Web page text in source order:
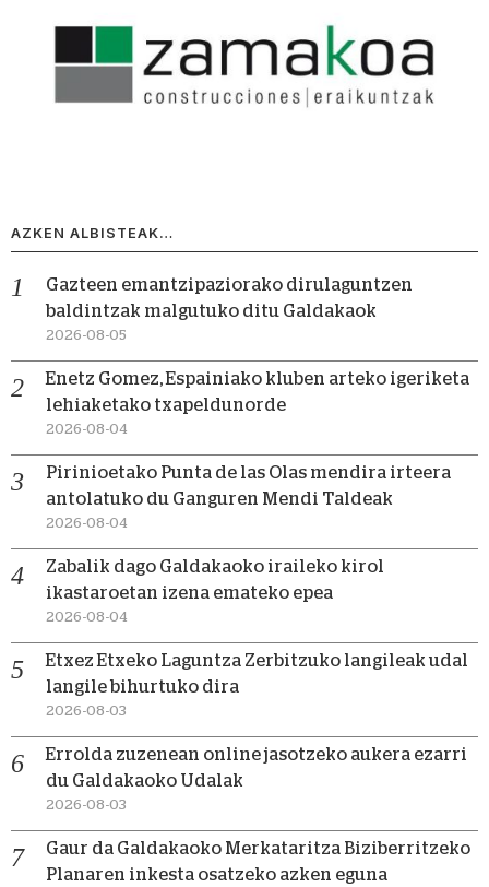
AZKEN ALBISTEAK…
Gazteen emantzipaziorako dirulaguntzen
baldintzak malgutuko ditu Galdakaok
2026-08-05
Enetz Gomez, Espainiako kluben arteko igeriketa
lehiaketako txapeldunorde
2026-08-04
Pirinioetako Punta de las Olas mendira irteera
antolatuko du Ganguren Mendi Taldeak
2026-08-04
Zabalik dago Galdakaoko iraileko kirol
ikastaroetan izena emateko epea
2026-08-04
Etxez Etxeko Laguntza Zerbitzuko langileak udal
langile bihurtuko dira
2026-08-03
Errolda zuzenean online jasotzeko aukera ezarri
du Galdakaoko Udalak
2026-08-03
Gaur da Galdakaoko Merkataritza Biziberritzeko
Planaren inkesta osatzeko azken eguna